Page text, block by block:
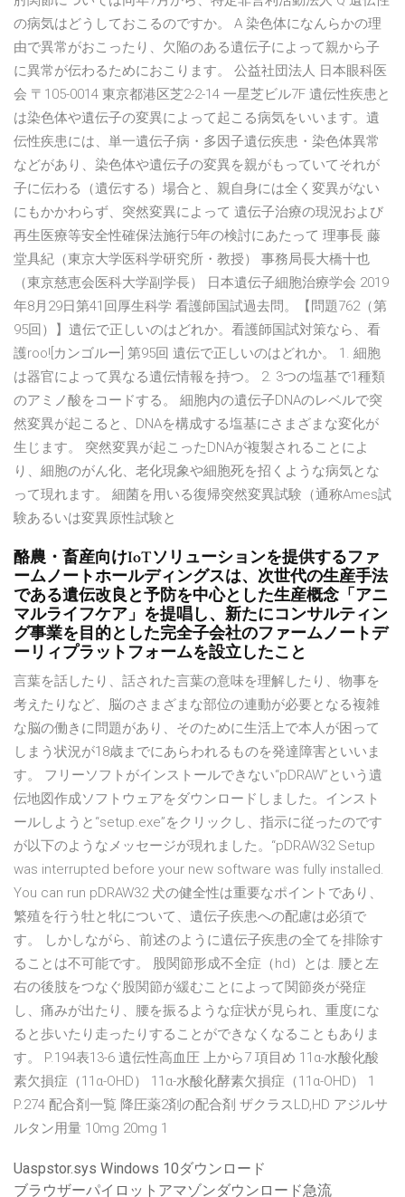
の病気はどうしておこるのですか。 A 染色体になんらかの理
由で異常がおこったり、欠陥のある遺伝子によって親から子
に異常が伝わるためにおこります。 公益社団法人 日本眼科医
会 〒105-0014 東京都港区芝2-2-14 一星芝ビル7F 遺伝性疾患と
は染色体や遺伝子の変異によって起こる病気をいいます。遺
伝性疾患には、単一遺伝子病・多因子遺伝疾患・染色体異常
などがあり、染色体や遺伝子の変異を親がもっていてそれが
子に伝わる（遺伝する）場合と、親自身には全く変異がない
にもかかわらず、突然変異によって 遺伝子治療の現況および
再生医療等安全性確保法施行5年の検討にあたって 理事長 藤
堂具紀（東京大学医科学研究所・教授） 事務局長大橋十也
（東京慈恵会医科大学副学長） 日本遺伝子細胞治療学会 2019
年8月29日第41回厚生科学 看護師国試過去問。【問題762（第
95回）】遺伝で正しいのはどれか。看護師国試対策なら、看
護roo![カンゴルー] 第95回 遺伝で正しいのはどれか。 1. 細胞
は器官によって異なる遺伝情報を持つ。 2. 3つの塩基で1種類
のアミノ酸をコードする。 細胞内の遺伝子DNAのレベルで突
然変異が起こると、DNAを構成する塩基にさまざまな変化が
生じます。 突然変異が起こったDNAが複製されることによ
り、細胞のがん化、老化現象や細胞死を招くような病気とな
って現れます。 細菌を用いる復帰突然変異試験（通称Ames試
験あるいは変異原性試験と
酪農・畜産向けIoTソリューションを提供するファ
ームノートホールディングスは、次世代の生産手法
である遺伝改良と予防を中心とした生産概念「アニ
マルライフケア」を提唱し、新たにコンサルティン
グ事業を目的とした完全子会社のファームノートデ
ーリィプラットフォームを設立したこと
言葉を話したり、話された言葉の意味を理解したり、物事を
考えたりなど、脳のさまざまな部位の連動が必要となる複雑
な脳の働きに問題があり、そのために生活上で本人が困って
しまう状況が18歳までにあらわれるものを発達障害といいま
す。 フリーソフトがインストールできない“pDRAW”という遺
伝地図作成ソフトウェアをダウンロードしました。インスト
ールしようと“setup.exe”をクリックし、指示に従ったのです
が以下のようなメッセージが現れました。“pDRAW32 Setup
was interrupted before your new software was fully installed.
You can run pDRAW32 犬の健全性は重要なポイントであり、
繁殖を行う牡と牝について、遺伝子疾患への配慮は必須で
す。 しかしながら、前述のように遺伝子疾患の全てを排除す
ることは不可能です。 股関節形成不全症（hd）とは. 腰と左
右の後肢をつなぐ股関節が緩むことによって関節炎が発症
し、痛みが出たり、腰を振るような症状が見られ、重度にな
ると歩いたり走ったりすることができなくなることもありま
す。 P.194表13-6 遺伝性高血圧 上から7 項目め 11α-水酸化酸
素欠損症（11α-OHD） 11α-水酸化酵素欠損症（11α-OHD） 1
P.274 配合剤一覧 降圧薬2剤の配合剤 ザクラスLD,HD アジルサ
ルタン⽤量 10mg 20mg 1
Uaspstor.sys Windows 10ダウンロード
ブラウザーパイロットアマゾンダウンロード急流